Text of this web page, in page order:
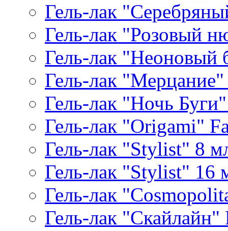
Гель-лак
Гель-лак "Розовый
Гель-лак "Неоновый
Гель-лак
Гель-лак "Ночь
Гель-лак "Origami"
Гель-лак "Stylist" 8
Гель-лак "Stylist" 16
Гель-лак
Гель-лак "Скайлайн"